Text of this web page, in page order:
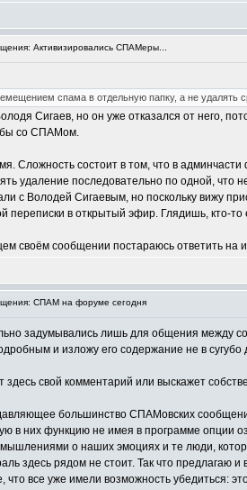
Активизировались СПАМеры...
спама в отдельную папку, а не удалять
Сигаев, но он уже отказался от него,
со СПАМом.
Сложность состоит в том, что в
удаление последовательно по одной, что
с Володей Сигаевым, но поскольку вижу
переписки в открытый эфир. Глядишь, кто-
своём сообщении постараюсь ответить на
СПАМ на форуме сегодня
задумывались лишь для общения между
и изложу его содержание не в
здесь свой комментарий или выскажет
большинство СПАМовских
в них функцию не имея в программе опции
о наших эмоциях и те люди,
здесь рядом не стоит. Так что
все уже имели возможность убедиться: